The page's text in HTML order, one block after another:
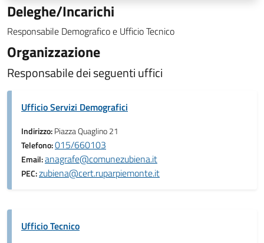
Deleghe/Incarichi
Responsabile Demografico e Ufficio Tecnico
Organizzazione
Responsabile dei seguenti uffici
Ufficio Servizi Demografici
Indirizzo:Piazza Quaglino 21
Telefono:015/660103
Email:anagrafe@comunezubiena.it
PEC:zubiena@cert.ruparpiemonte.it
Ufficio Tecnico